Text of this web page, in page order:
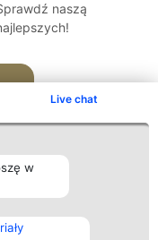
Live chat
w
naszą
Kontakt
Kontakt